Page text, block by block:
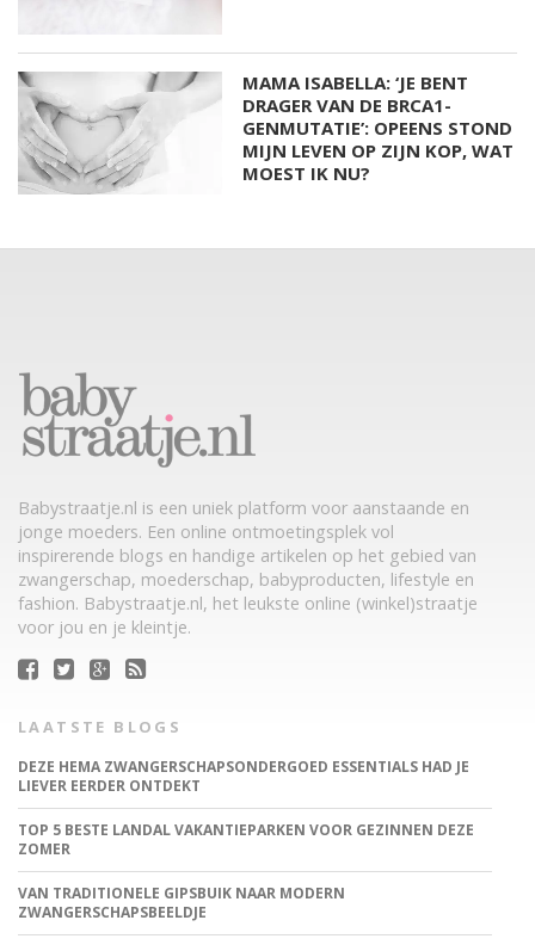
MAMA ISABELLA: ‘JE BENT
DRAGER VAN DE BRCA1-
GENMUTATIE’: OPEENS STOND
MIJN LEVEN OP ZIJN KOP, WAT
MOEST IK NU?
Babystraatje.nl is een uniek platform voor aanstaande en
jonge moeders. Een online ontmoetingsplek vol
inspirerende blogs en handige artikelen op het gebied van
zwangerschap, moederschap, babyproducten, lifestyle en
fashion. Babystraatje.nl, het leukste online (winkel)straatje
voor jou en je kleintje.
LAATSTE BLOGS
DEZE HEMA ZWANGERSCHAPSONDERGOED ESSENTIALS HAD JE
LIEVER EERDER ONTDEKT
TOP 5 BESTE LANDAL VAKANTIEPARKEN VOOR GEZINNEN DEZE
ZOMER
VAN TRADITIONELE GIPSBUIK NAAR MODERN
ZWANGERSCHAPSBEELDJE